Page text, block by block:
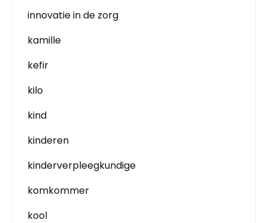
innovatie in de zorg
kamille
kefir
kilo
kind
kinderen
kinderverpleegkundige
komkommer
kool